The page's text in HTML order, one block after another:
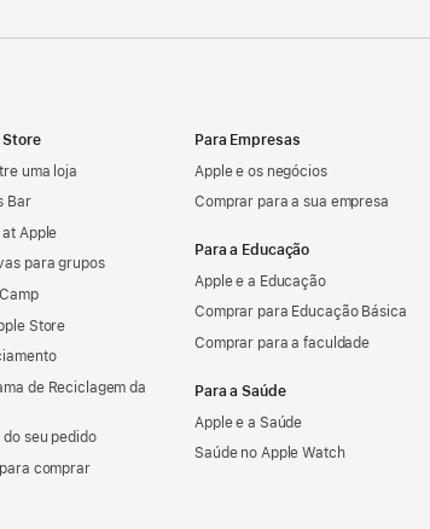
uma loja
Bar
Apple
para grupos
Store
de Reciclagem da
do seu pedido
comprar
Para Empresas
Apple e os negócios
Comprar para a sua empresa
Para a Educação
Apple e a Educação
Comprar para Educação Básica
Comprar para a faculdade
Para a Saúde
Apple e a Saúde
Saúde no Apple Watch